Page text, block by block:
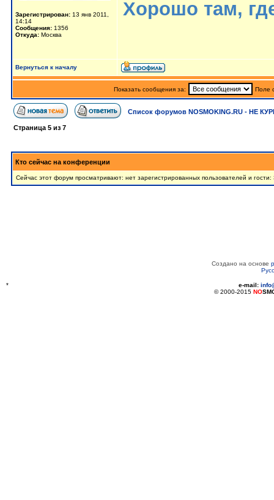
Зарегистрирован: 13 янв 2011,
14:14
Сообщения: 1356
Откуда: Москва
Хорошо там,
Вернуться к началу
Показать сообщения за: Поле
Список форумов NOSMOKING.RU - НЕ
Страница 5 из 7
Кто сейчас на конференции
Сейчас этот форум просматривают: нет зарегистрированных пользователей и гости:
Создано на основе
* e-mail:
© 2000-2015 NO